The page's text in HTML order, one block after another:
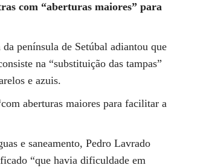
com “aberturas maiores” para
península de Setúbal adiantou que
na “substituição das tampas”
e azuis.
aberturas maiores para facilitar a
e saneamento, Pedro Lavrado
“que havia dificuldade em